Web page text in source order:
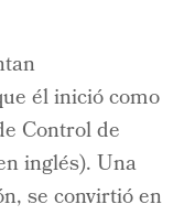
él inició como
Control de
inglés). Una
se convirtió en